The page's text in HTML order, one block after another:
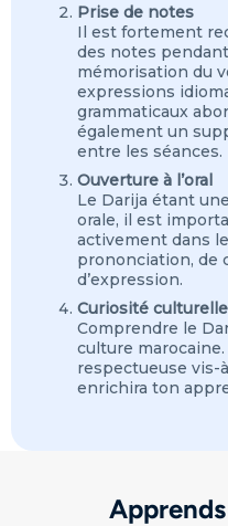
Prise de notes
Il est fortement
des notes
mémorisation du
expressions
grammaticaux
également un
entre les séances.
Ouverture à l’oral
Le Darija étant
orale, il est
activement dans
prononciation, de
d’expression.
Curiosité culturelle
Comprendre le
culture
respectueuse vis-
enrichira ton